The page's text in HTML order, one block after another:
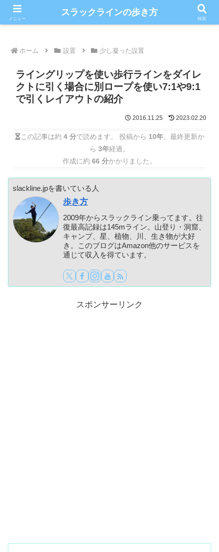
こだわりのスラックライン情報満載ブログ
ホーム 設置 少し凝った設置
ライングリップを使い歩行ラインをダイレ
クトに引く場合に別ロープを使い7:1や9:1
で引くレイアウトの紹介
2016.11.25 2023.02.20
この記事は約 4 分で読めます。 投稿から 10年。最終更新か
ら 3年経過。
作成に約 66 分かかりました。
slackline.jpを書いている人
歩き方
2009年からスラックライン乗ってます。往
復最高記録は145mライン。山登り・洞窟、
キャンプ、星、植物、川、生き物が大好
き。このブログはAmazon他のサービスを
通じて収入を得ています。
スポンサーリンク
メニュー
スラックラインの歩き方
検索